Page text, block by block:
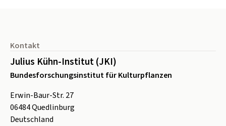
Kontakt
Julius Kühn-Institut (JKI)
Bundesforschungsinstitut für Kulturpflanzen
Erwin-Baur-Str. 27
06484Quedlinburg
Deutschland